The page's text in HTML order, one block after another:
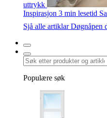
uttrykk
Inspirasjon 3 min lesetid
Sjå alle artiklarDøgnåpen
Populære søk